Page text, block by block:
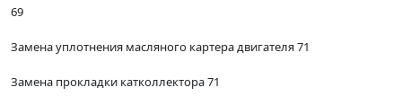
69
Замена уплотнения масляного картера двигателя 71
Замена прокладки катколлектора 71